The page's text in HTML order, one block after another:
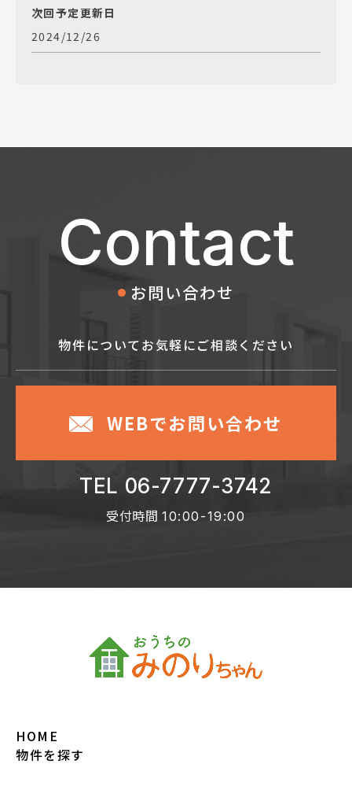
次回予定更新日
2024/12/26
Contact
お問い合わせ
物件についてお気軽にご相談ください
WEBでお問い合わせ
TEL 06-7777-3742
受付時間 10:00-19:00
HOME
物件を探す